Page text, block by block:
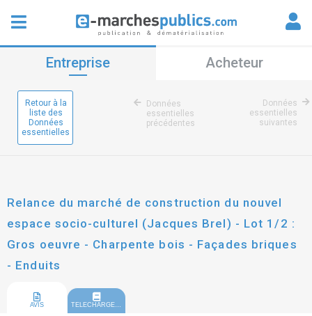
Entreprise Acheteur
Retour à la
liste des
Données
essentielles
Données
essentielles
précédentes
Données
essentielles
suivantes
Relance du marché de construction du nouvel
espace socio-culturel (Jacques Brel) - Lot 1/2 :
Gros oeuvre - Charpente bois - Façades briques
- Enduits
AVIS TELECHARGEMENT